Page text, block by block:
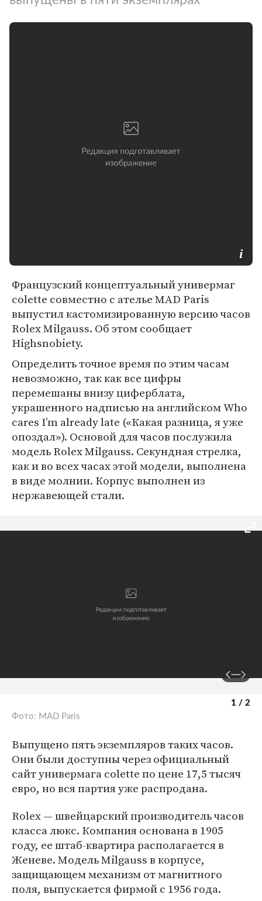
Французский концептуальный универмаг
colette совместно с ателье MAD Paris
выпустил кастомизированную версию часов
Rolex Milgauss. Об этом сообщает
Highsnobiety.
Определить точное время по этим часам
невозможно, так как все цифры
перемешаны внизу циферблата,
украшенного надписью на английском Who
cares I’m already late («Какая разница, я уже
опоздал»). Основой для часов послужила
модель Rolex Milgauss. Секундная стрелка,
как и во всех часах этой модели, выполнена
в виде молнии. Корпус выполнен из
нержавеющей стали.
1 / 2
Фото: MAD Paris
Выпущено пять экземпляров таких часов.
Они были доступны через официальный
сайт универмага colette по цене 17,5 тысяч
евро, но вся партия уже распродана.
Rolex — швейцарский производитель часов
класса люкс. Компания основана в 1905
году, ее штаб-квартира располагается в
Женеве. Модель Milgauss в корпусе,
защищающем механизм от магнитного
поля, выпускается фирмой с 1956 года.